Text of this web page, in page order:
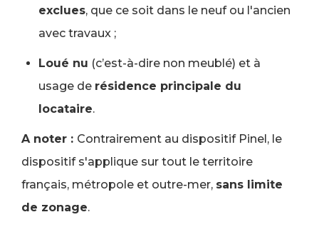
exclues, que ce soit dans le neuf ou l'ancien
avec travaux ;
Loué nu (c’est-à-dire non meublé) et à
usage de résidence principale du
locataire.
A noter : Contrairement au dispositif Pinel, le
dispositif s'applique sur tout le territoire
français, métropole et outre-mer, sans limite
de zonage.